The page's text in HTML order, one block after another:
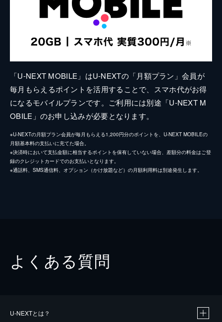
「U-NEXT MOBILE」はU-NEXTの「月額プラン」会員が
毎月もらえるポイントを活用することで、スマホ代がお得
になるモバイルプランです。ご利用には別途「U-NEXT M
OBILE」のお申し込みが必要となります。
※U-NEXTの月額プラン会員が毎月もらえる1,200円分のポイントを、U-NEXT MOBILEの
月額基本料の支払いに充てた場合。
※決済時において支払金額に相当するポイントを保有していない場合、差額分の料金はご登
録のクレジットカードでのお支払いとなります。
※通話料、SMS通信料、オプション（かけ放題など）の月額利用料は別途発生します。
よくある質問
U-NEXTとは？